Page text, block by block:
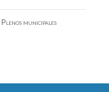
Plenos municipales